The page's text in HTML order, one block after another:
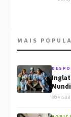
MAIS
66